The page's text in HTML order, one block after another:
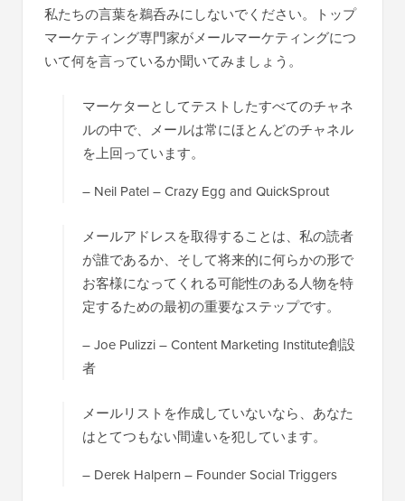
私たちの言葉を鵜呑みにしないでください。トップ
マーケティング専門家がメールマーケティングにつ
いて何を言っているか聞いてみましょう。
マーケターとしてテストしたすべてのチャネ
ルの中で、メールは常にほとんどのチャネル
を上回っています。
– Neil Patel – Crazy Egg and QuickSprout
メールアドレスを取得することは、私の読者
が誰であるか、そして将来的に何らかの形で
お客様になってくれる可能性のある人物を特
定するための最初の重要なステップです。
– Joe Pulizzi – Content Marketing Institute創設
者
メールリストを作成していないなら、あなた
はとてつもない間違いを犯しています。
– Derek Halpern – Founder Social Triggers